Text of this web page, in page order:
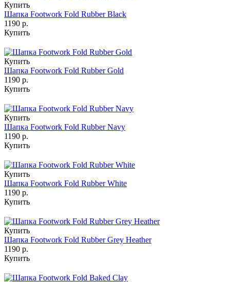
Купить
Шапка Footwork Fold Rubber Black
1190 р.
Купить
Купить
Шапка Footwork Fold Rubber Gold
1190 р.
Купить
Купить
Шапка Footwork Fold Rubber Navy
1190 р.
Купить
Купить
Шапка Footwork Fold Rubber White
1190 р.
Купить
Купить
Шапка Footwork Fold Rubber Grey Heather
1190 р.
Купить